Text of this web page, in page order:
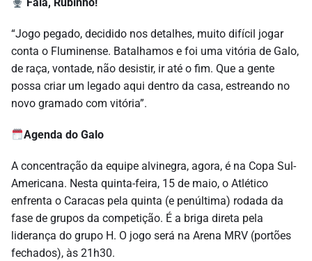
Fala, Rubinho!
“Jogo pegado, decidido nos detalhes, muito difícil jogar
conta o Fluminense. Batalhamos e foi uma vitória de Galo,
de raça, vontade, não desistir, ir até o fim. Que a gente
possa criar um legado aqui dentro da casa, estreando no
novo gramado com vitória”.
Agenda do Galo
A concentração da equipe alvinegra, agora, é na Copa Sul-
Americana. Nesta quinta-feira, 15 de maio, o Atlético
enfrenta o Caracas pela quinta (e penúltima) rodada da
fase de grupos da competição. É a briga direta pela
liderança do grupo H. O jogo será na Arena MRV (portões
fechados), às 21h30.